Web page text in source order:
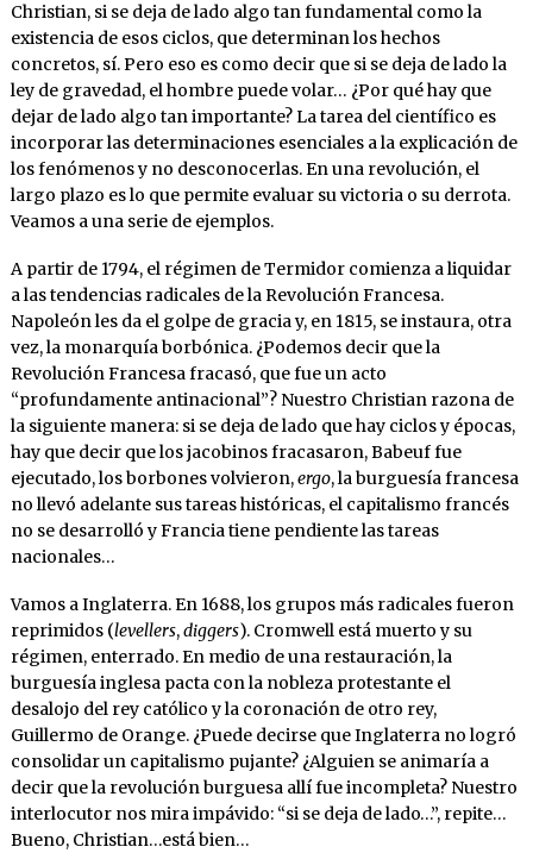
Christian, si se deja de lado algo tan fundamental como la
existencia de esos ciclos, que determinan los hechos
concretos, sí. Pero eso es como decir que si se deja de lado la
ley de gravedad, el hombre puede volar… ¿Por qué hay que
dejar de lado algo tan importante? La tarea del científico es
incorporar las determinaciones esenciales a la explicación de
los fenómenos y no desconocerlas. En una revolución, el
largo plazo es lo que permite evaluar su victoria o su derrota.
Veamos a una serie de ejemplos.
A partir de 1794, el régimen de Termidor comienza a liquidar
a las tendencias radicales de la Revolución Francesa.
Napoleón les da el golpe de gracia y, en 1815, se instaura, otra
vez, la monarquía borbónica. ¿Podemos decir que la
Revolución Francesa fracasó, que fue un acto
“profundamente antinacional”? Nuestro Christian razona de
la siguiente manera: si se deja de lado que hay ciclos y épocas,
hay que decir que los jacobinos fracasaron, Babeuf fue
ejecutado, los borbones volvieron,ergo, la burguesía francesa
no llevó adelante sus tareas históricas, el capitalismo francés
no se desarrolló y Francia tiene pendiente las tareas
nacionales…
Vamos a Inglaterra. En 1688, los grupos más radicales fueron
reprimidos (levellers,diggers). Cromwell está muerto y su
régimen, enterrado. En medio de una restauración, la
burguesía inglesa pacta con la nobleza protestante el
desalojo del rey católico y la coronación de otro rey,
Guillermo de Orange. ¿Puede decirse que Inglaterra no logró
consolidar un capitalismo pujante? ¿Alguien se animaría a
decir que la revolución burguesa allí fue incompleta? Nuestro
interlocutor nos mira impávido: “si se deja de lado…”, repite…
Bueno, Christian…está bien…